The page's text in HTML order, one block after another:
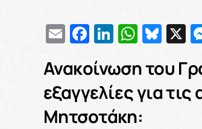
EmailFacebook
LinkedIn X
Ανακοίνωση του
εξαγγελίες για
Μητσοτάκη: